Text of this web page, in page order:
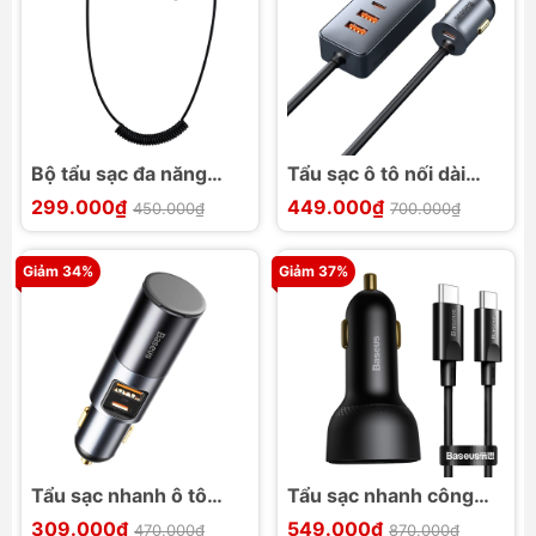
Bộ tẩu sạc đa năng
trên xe hơi Baseus T
Typed S-16
299.000₫ 450.000₫
Tẩu sạc ô tô nối dài
Baseus Share
Together Extention
120w
449.000₫ 700.000₫
Giảm 34%
Tẩu sạc nhanh ô tô
Baseus 120w Share
309.000₫ 470.000₫
Giảm 37%
Tẩu sạc nhanh công
suất cao Baseus 100w
549.000₫ 870.000₫